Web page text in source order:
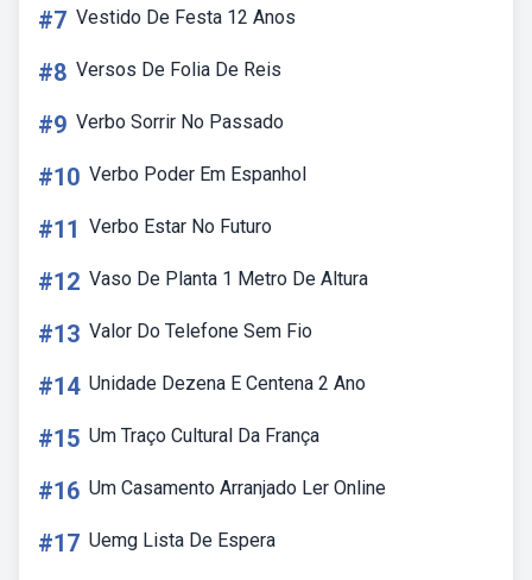
#7 Vestido De Festa 12 Anos
#8 Versos De Folia De Reis
#9 Verbo Sorrir No Passado
#10 Verbo Poder Em Espanhol
#11 Verbo Estar No Futuro
#12 Vaso De Planta 1 Metro De Altura
#13 Valor Do Telefone Sem Fio
#14 Unidade Dezena E Centena 2 Ano
#15 Um Traço Cultural Da França
#16 Um Casamento Arranjado Ler Online
#17 Uemg Lista De Espera